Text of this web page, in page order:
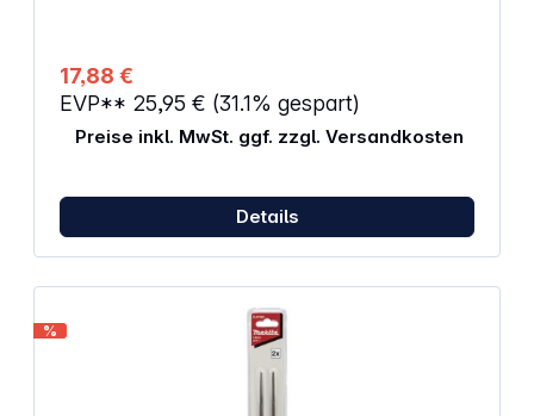
SURFORM-Blatt mit Stahlschneiden hebt Material
sauber und gleichmäßig ab Geeignet zum Hobeln,
Feilen, Formen, Glätten, Abziehen und Raspeln
Werkzeugloser Blattwechsel spart Zeit bei Wartung
und Austausch Ersatzblatt im Lieferumfang
17,88 €
EVP** 25,95 € (31.1% gespart)
Preise inkl. MwSt. ggf. zzgl. Versandkosten
Details
%